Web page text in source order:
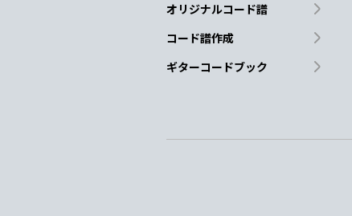
つながっ 冬の星
Dm G7 Cmaj7 D
消
オリジナルコード譜
コード譜作成
ギターコードブック